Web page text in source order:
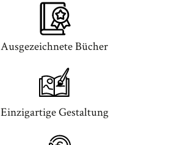
Ausgezeichnete Bücher
Einzigartige Gestaltung